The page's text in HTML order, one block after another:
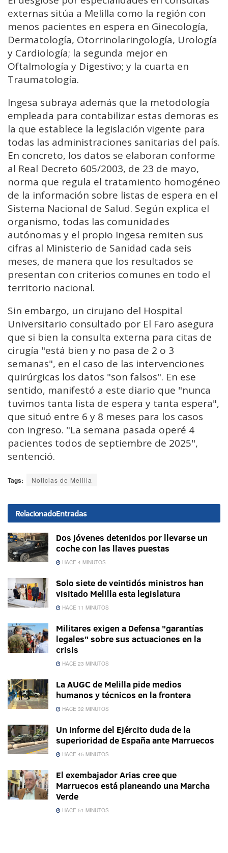
externas sitúa a Melilla como la región con
menos pacientes en espera en Ginecología,
Dermatología, Otorrinolaringología, Urología
y Cardiología; la segunda mejor en
Oftalmología y Digestivo; y la cuarta en
Traumatología.
Ingesa subraya además que la metodología
empleada para contabilizar estas demoras es
la que establece la legislación vigente para
todas las administraciones sanitarias del país.
En concreto, los datos se elaboran conforme
al Real Decreto 605/2003, de 23 de mayo,
norma que regula el tratamiento homogéneo
de la información sobre listas de espera en el
Sistema Nacional de Salud. Según explica el
organismo, todas las comunidades
autónomas y el propio Ingesa remiten sus
cifras al Ministerio de Sanidad cada seis
meses, de manera que los resultados se
presentan con criterios comunes en todo el
territorio nacional.
Sin embargo, un cirujano del Hospital
Universitario consultado por El Faro asegura
que si bien la consulta externa para citas de
cirugía "está bien y no pasa de 2 o 3
semanas", en el caso de las intervenciones
quirúrgicas los datos "son falsos". En ese
sentido, manifestó a este diario que "nunca
tuvimos tanta lista de espera y tanta espera",
que situó entre 6 y 8 meses para los casos
con ingreso. "La semana pasada operé 4
pacientes todos de septiembre de 2025",
sentenció.
Tags: Noticias de Melilla
RelacionadoEntradas
Dos jóvenes detenidos por llevarse un
coche con las llaves puestas
HACE 4 MINUTOS
Solo siete de veintidós ministros han
visitado Melilla esta legislatura
HACE 11 MINUTOS
Militares exigen a Defensa "garantías
legales" sobre sus actuaciones en la
crisis
HACE 23 MINUTOS
La AUGC de Melilla pide medios
humanos y técnicos en la frontera
HACE 32 MINUTOS
Un informe del Ejército duda de la
superioridad de España ante Marruecos
HACE 45 MINUTOS
El exembajador Arias cree que
Marruecos está planeando una Marcha
Verde
HACE 51 MINUTOS